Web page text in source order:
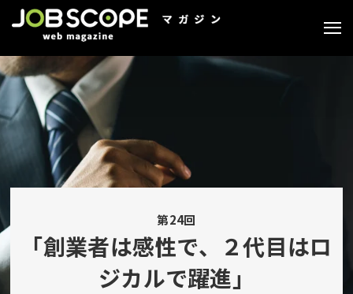
第24回
「創業者は感性で、２代目はロ
ジカルで躍進」